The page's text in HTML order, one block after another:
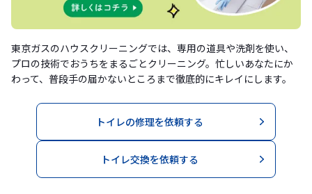
東京ガスのハウスクリーニングでは、専用の道具や洗剤を使い、
プロの技術でおうちをまるごとクリーニング。忙しいあなたにか
わって、普段手の届かないところまで徹底的にキレイにします。
トイレの修理を依頼する
トイレ交換を依頼する